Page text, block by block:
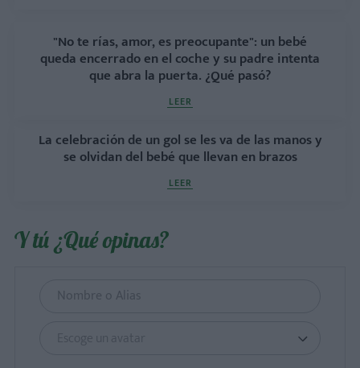
"No te rías, amor, es preocupante": un bebé
queda encerrado en el coche y su padre intenta
que abra la puerta. ¿Qué pasó?
LEER
La celebración de un gol se les va de las manos y
se olvidan del bebé que llevan en brazos
LEER
Y tú ¿Qué opinas?
Escoge un avatar